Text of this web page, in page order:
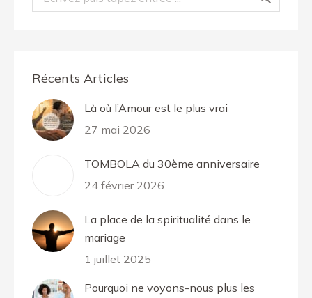
:
Récents Articles
Là où l’Amour est le plus vrai
27 mai 2026
TOMBOLA du 30ème anniversaire
24 février 2026
La place de la spiritualité dans le
mariage
1 juillet 2025
Pourquoi ne voyons-nous plus les